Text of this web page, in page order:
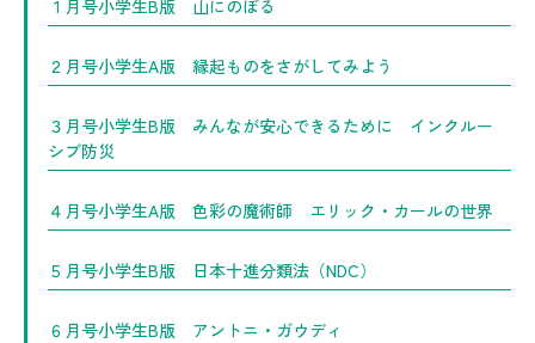
１月号小学生B版 山にのぼる
２月号小学生A版 縁起ものをさがしてみよう
３月号小学生B版 みんなが安心できるために インクルー
シブ防災
４月号小学生A版 色彩の魔術師 エリック・カールの世界
５月号小学生B版 日本十進分類法（NDC）
６月号小学生B版 アントニ・ガウディ